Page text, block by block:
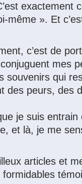
exactement
même ». Et
c’est de
mes
souvenirs qui
des peurs, des
je suis
et là, je me
articles et